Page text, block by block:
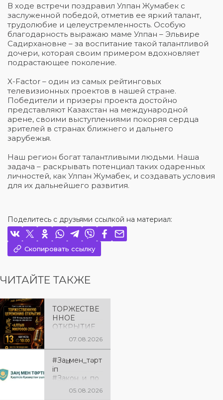
В ходе встречи поздравил Улпан Жумабек с
заслуженной победой, отметив ее яркий талант,
трудолюбие и целеустремленность. Особую
благодарность выражаю маме Улпан – Эльвире
Садирхановне – за воспитание такой талантливой
дочери, которая своим примером вдохновляет
подрастающее поколение.
X-Factor – один из самых рейтинговых
телевизионных проектов в нашей стране.
Победители и призеры проекта достойно
представляют Казахстан на международной
арене, своими выступлениями покоряя сердца
зрителей в странах ближнего и дальнего
зарубежья.
Наш регион богат талантливыми людьми. Наша
задача – раскрывать потенциал таких одаренных
личностей, как Улпан Жумабек, и создавать условия
для их дальнейшего развития.
Поделитесь с друзьями ссылкой на материал:
Скопировать ссылку
ЧИТАЙТЕ ТАКЖЕ
ТОРЖЕСТВЕ
ННОЕ
ОТКРЫТИЕ
«АЛТЫН
Приглашаем
вас на
торжественн
07.08.2026
#Заң_мен_тәрт
іп
#Закон_и_по
рядок05.08.2026